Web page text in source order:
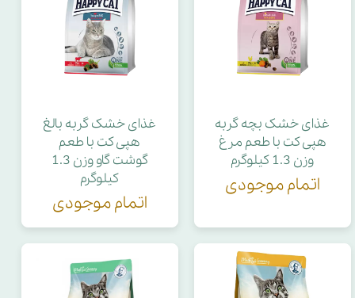
غذای خشک بچه گربه
هپی کت با طعم مرغ
وزن 1.3 کیلوگرم
اتمام موجودی
غذای خشک گربه بالغ
هپی کت با طعم
گوشت گاو وزن 1.3
کیلوگرم
اتمام موجودی